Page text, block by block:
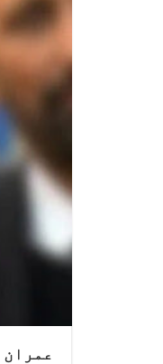
عمران خان سے